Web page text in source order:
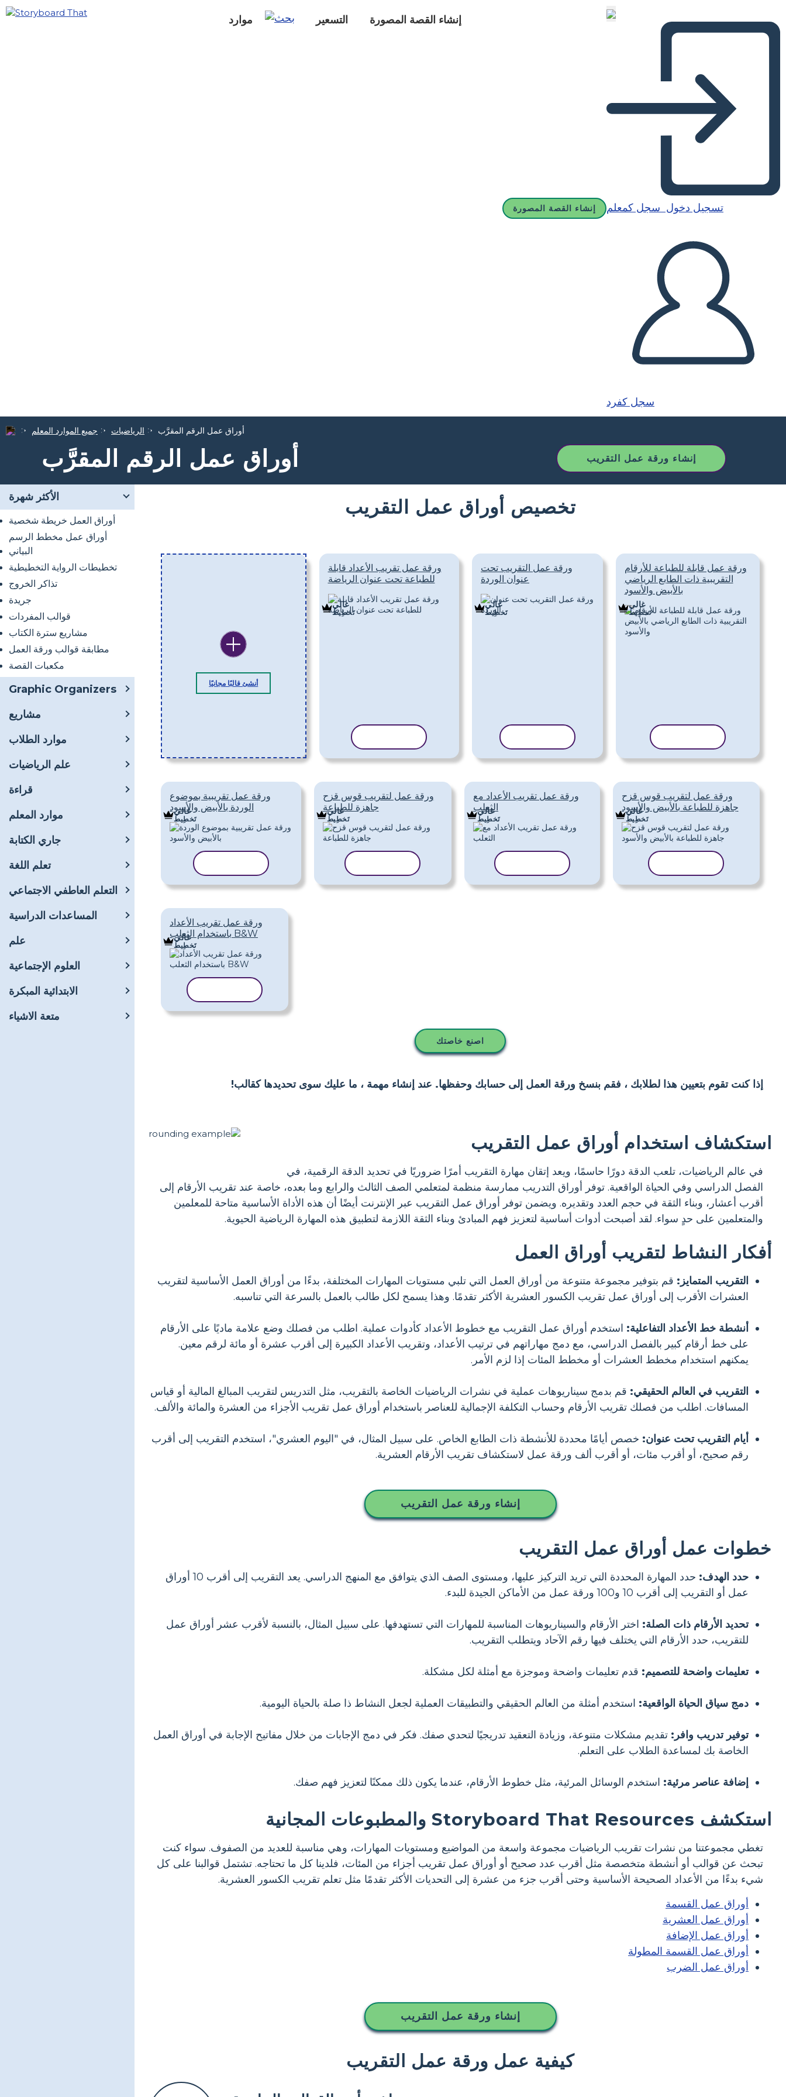
موارد التسعير إنشاء القصة المصورة
إنشاء القصة المصورة تسجيل دخول سجل كمعلم
سجل كفرد
جميع الموارد المعلم الرياضيات أوراق عمل الرقم المقرَّب
أوراق عمل الرقم المقرَّب إنشاء ورقة عمل التقريب
الأكثر شهرة
أوراق العمل خريطة شخصية
أوراق عمل مخطط الرسم
البياني
تخطيطات الرواية التخطيطية
تذاكر الخروج
جريدة
قوالب المفردات
مشاريع سترة الكتاب
مطابقة قوالب ورقة العمل
مكعبات القصة
Graphic Organizers
مشاريع
موارد الطلاب
علم الرياضيات
قراءة
موارد المعلم
جاري الكتابة
تعلم اللغة
التعلم العاطفي الاجتماعي
المساعدات الدراسية
علم
العلوم الإجتماعية
الابتدائية المبكرة
متعة الاشياء
تخصيص أوراق عمل التقريب
أنشئ قالبًا مجانيًا
ورقة عمل تقريب الأعداد قابلة
للطباعة تحت عنوان الرياضة
غالي
تَخطِيط
ورقة عمل التقريب تحت
عنوان الوردة
غالي
تَخطِيط
ورقة عمل قابلة للطباعة للأرقام
التقريبية ذات الطابع الرياضي
بالأبيض والأسود
غالي
تَخطِيط
ورقة عمل تقريبية بموضوع
الوردة بالأبيض والأسود
غالي
تَخطِيط
ورقة عمل لتقريب قوس قزح
جاهزة للطباعة
غالي
تَخطِيط
ورقة عمل تقريب الأعداد مع
الثعلب
غالي
تَخطِيط
ورقة عمل لتقريب قوس قزح
جاهزة للطباعة بالأبيض والأسود
غالي
تَخطِيط
ورقة عمل تقريب الأعداد
باستخدام الثعلب B&W
غالي
تَخطِيط
اصنع خاصتك
إذا كنت تقوم بتعيين هذا لطلابك ، فقم بنسخ ورقة العمل إلى حسابك وحفظها. عند إنشاء مهمة ، ما عليك سوى تحديدها كقالب!
استكشاف استخدام أوراق عمل التقريب
في عالم الرياضيات، تلعب الدقة دورًا حاسمًا، ويعد إتقان مهارة التقريب أمرًا ضروريًا في تحديد الدقة الرقمية، في
الفصل الدراسي وفي الحياة الواقعية. توفر أوراق التدريب ممارسة منظمة لمتعلمي الصف الثالث والرابع وما بعده، خاصة عند تقريب الأرقام إلى
أقرب أعشار، وبناء الثقة في حجم العدد وتقديره. ويضمن توفر أوراق عمل التقريب عبر الإنترنت أيضًا أن هذه الأداة الأساسية متاحة للمعلمين
والمتعلمين على حدٍ سواء. لقد أصبحت أدوات أساسية لتعزيز فهم المبادئ وبناء الثقة اللازمة لتطبيق هذه المهارة الرياضية الحيوية.
أفكار النشاط لتقريب أوراق العمل
التقريب المتمايز: قم بتوفير مجموعة متنوعة من أوراق العمل التي تلبي مستويات المهارات المختلفة، بدءًا من أوراق العمل الأساسية لتقريب
العشرات الأقرب إلى أوراق عمل تقريب الكسور العشرية الأكثر تقدمًا. وهذا يسمح لكل طالب بالعمل بالسرعة التي تناسبه.
أنشطة خط الأعداد التفاعلية: استخدم أوراق عمل التقريب مع خطوط الأعداد كأدوات عملية. اطلب من فصلك وضع علامة ماديًا على الأرقام
على خط أرقام كبير بالفصل الدراسي، مع دمج مهاراتهم في ترتيب الأعداد، وتقريب الأعداد الكبيرة إلى أقرب عشرة أو مائة لرقم معين.
يمكنهم استخدام مخطط العشرات أو مخطط المئات إذا لزم الأمر.
التقريب في العالم الحقيقي: قم بدمج سيناريوهات عملية في نشرات الرياضيات الخاصة بالتقريب، مثل التدريس لتقريب المبالغ المالية أو قياس
المسافات. اطلب من فصلك تقريب الأرقام وحساب التكلفة الإجمالية للعناصر باستخدام أوراق عمل تقريب الأجزاء من العشرة والمائة والألف.
أيام التقريب تحت عنوان: خصص أيامًا محددة للأنشطة ذات الطابع الخاص. على سبيل المثال، في "اليوم العشري"، استخدم التقريب إلى أقرب
رقم صحيح، أو أقرب مئات، أو أقرب ألف ورقة عمل لاستكشاف تقريب الأرقام العشرية.
إنشاء ورقة عمل التقريب
خطوات عمل أوراق عمل التقريب
حدد الهدف:
حدد المهارة المحددة التي تريد التركيز عليها، ومستوى الصف الذي يتوافق مع المنهج الدراسي. يعد التقريب إلى أقرب 10 أوراق
عمل أو التقريب إلى أقرب 10 و100 ورقة عمل من الأماكن الجيدة للبدء.
تحديد الأرقام ذات الصلة: اختر الأرقام والسيناريوهات المناسبة للمهارات التي تستهدفها. على سبيل المثال، بالنسبة لأقرب عشر أوراق عمل
للتقريب، حدد الأرقام التي يختلف فيها رقم الآحاد ويتطلب التقريب.
تعليمات واضحة للتصميم: قدم تعليمات واضحة وموجزة مع أمثلة لكل مشكلة.
دمج سياق الحياة الواقعية: استخدم أمثلة من العالم الحقيقي والتطبيقات العملية لجعل النشاط ذا صلة بالحياة اليومية.
توفير تدريب وافر: تقديم مشكلات متنوعة، وزيادة التعقيد تدريجيًا لتحدي صفك. فكر في دمج الإجابات من خلال مفاتيح الإجابة في أوراق العمل
الخاصة بك لمساعدة الطلاب على التعلم.
إضافة عناصر مرئية: استخدم الوسائل المرئية، مثل خطوط الأرقام، عندما يكون ذلك ممكنًا لتعزيز فهم صفك.
استكشف Storyboard That Resources والمطبوعات المجانية
تغطي مجموعتنا من نشرات تقريب الرياضيات مجموعة واسعة من المواضيع ومستويات المهارات، وهي مناسبة للعديد من الصفوف. سواء كنت
تبحث عن قوالب أو أنشطة متخصصة مثل أقرب عدد صحيح أو أوراق عمل تقريب أجزاء من المئات، فلدينا كل ما تحتاجه. تشتمل قوالبنا على كل
شيء بدءًا من الأعداد الصحيحة الأساسية وحتى أقرب جزء من عشرة إلى التحديات الأكثر تقدمًا مثل تعلم تقريب الكسور العشرية.
أوراق عمل القسمة
أوراق عمل العشرية
أوراق عمل الإضافة
أوراق عمل القسمة المطولة
أوراق عمل الضرب
إنشاء ورقة عمل التقريب
كيفية عمل ورقة عمل التقريب